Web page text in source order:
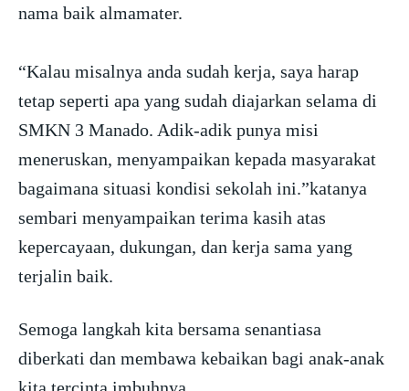
nama baik almamater.
“Kalau misalnya anda sudah kerja, saya harap
tetap seperti apa yang sudah diajarkan selama di
SMKN 3 Manado. Adik-adik punya misi
meneruskan, menyampaikan kepada masyarakat
bagaimana situasi kondisi sekolah ini.”katanya
sembari menyampaikan terima kasih atas
kepercayaan, dukungan, dan kerja sama yang
terjalin baik.
Semoga langkah kita bersama senantiasa
diberkati dan membawa kebaikan bagi anak-anak